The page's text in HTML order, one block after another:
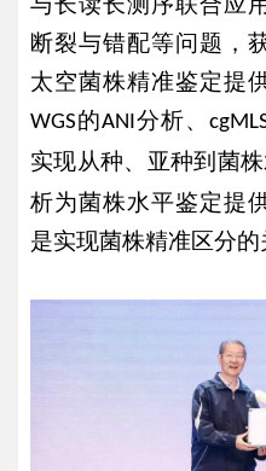
断裂与错配等问题，
太空菌株精准鉴定提
WGS的ANI分析、
实现从种、亚种到菌株
析为菌株水平鉴定提
是实现菌株精准区分的